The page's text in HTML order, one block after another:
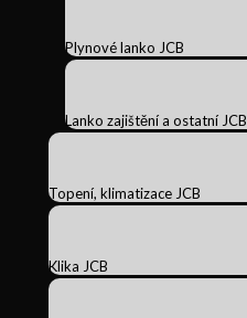
Plynové lanko JCB
Lanko zajištění a ostatní JCB
Topení, klimatizace JCB
Klika JCB